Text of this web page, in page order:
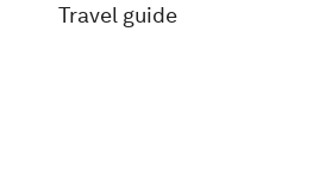
Travel guide